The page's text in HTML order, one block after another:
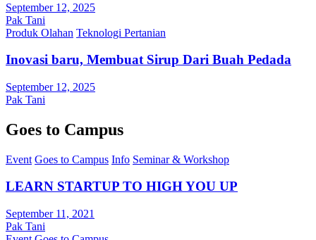
September 12, 2025
Pak Tani
Produk Olahan Teknologi Pertanian
Inovasi baru, Membuat Sirup Dari Buah Pedada
September 12, 2025
Pak Tani
Goes to Campus
Event Goes to Campus Info Seminar & Workshop
LEARN STARTUP TO HIGH YOU UP
September 11, 2021
Pak Tani